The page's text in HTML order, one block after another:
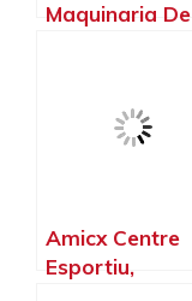
Maquinaria De
Valencia
Amicx Centre
Esportiu,